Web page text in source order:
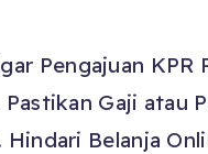
Pengajuan KPR
Pastikan Gaji atau
Hindari Belanja